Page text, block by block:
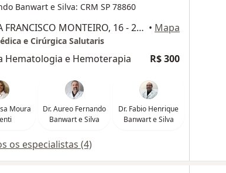
Banwart e Silva: CRM SP 78860
AVENIDA FRANCISCO MONTEIRO, 16 - 2º ANDAR - CENTRO, Ribeirão Pires • Mapa
e Cirúrgica Salutaris
Hematologia e Hemoterapia R$ 300
Moura
Dr. Aureo Fernando
Banwart e Silva
Dr. Fabio Henrique
Banwart e Silva
os especialistas (4)